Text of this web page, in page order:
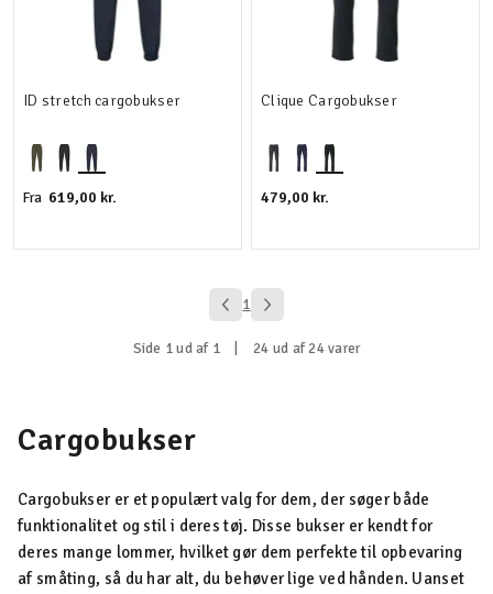
ID stretch cargobukser
Fra 619,00 kr.
Clique Cargobukser
479,00 kr.
1
Side 1 ud af 1 24 ud af 24 varer
Cargobukser
Cargobukser er et populært valg for dem, der søger både
funktionalitet og stil i deres tøj. Disse bukser er kendt for
deres mange lommer, hvilket gør dem perfekte til opbevaring
af småting, så du har alt, du behøver lige ved hånden. Uanset